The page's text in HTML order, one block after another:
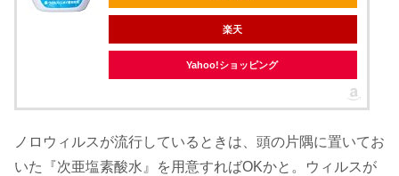
楽天
Yahoo!ショッピング
ノロウィルスが流行しているときは、頭の片隅に置いてお
いた『次亜塩素酸水』を用意すればOKかと。ウィルスが